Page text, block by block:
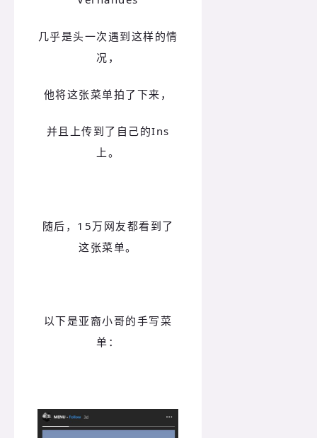
几乎是头一次遇到这样的情
况，
他将这张菜单拍了下来，
并且上传到了自己的Ins
上。
随后，15万网友都看到了
这张菜单。
以下是亚裔小哥的手写菜
单：